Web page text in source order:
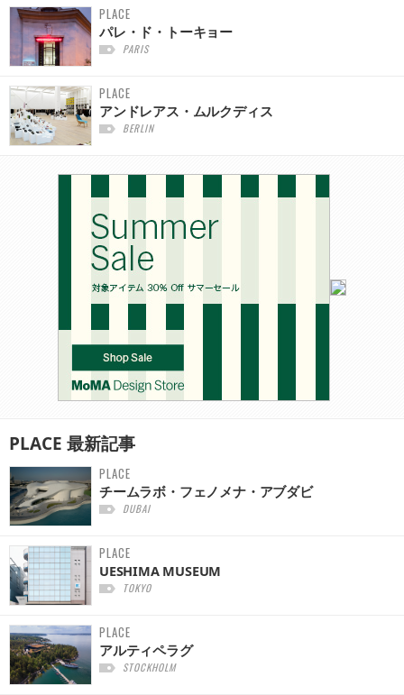
PLACE
パレ・ド・トーキョー
PARIS
PLACE
アンドレアス・ムルクディス
BERLIN
PLACE 最新記事
PLACE
チームラボ・フェノメナ・アブダビ
DUBAI
PLACE
UESHIMA MUSEUM
TOKYO
PLACE
アルティペラグ
STOCKHOLM